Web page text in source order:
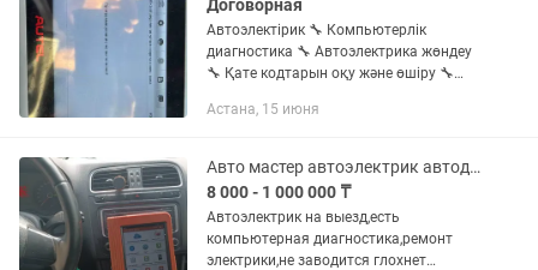
Договорная
Автоэлектірик 🔧 Компьютерлік
диагностика 🔧 Автоэлектрика жөндеу
🔧 Қате кодтарын оқу және өшіру 🔧
🔧 Катализатордан кейінгі лямбда
Астана, 15 июня
Авто мастер автоэлектрик автодиагностика на выезд
8 000 - 1 000 000 ₸
Автоэлектрик на выезд,есть
компьютерная диагностика,ремонт
электрики,не заводится глохнет